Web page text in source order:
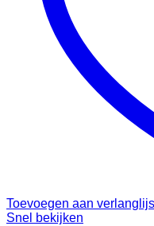
Toevoegen aan
Snel bekijken